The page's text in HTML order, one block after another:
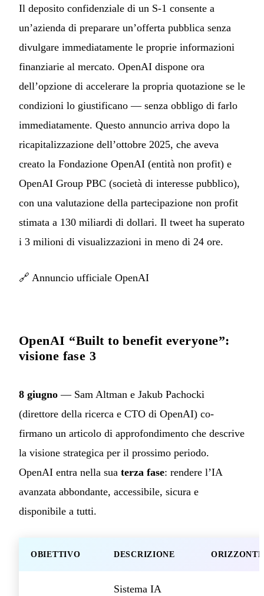
Il deposito confidenziale di un S-1 consente a
un’azienda di preparare un’offerta pubblica senza
divulgare immediatamente le proprie informazioni
finanziarie al mercato. OpenAI dispone ora
dell’opzione di accelerare la propria quotazione se le
condizioni lo giustificano — senza obbligo di farlo
immediatamente. Questo annuncio arriva dopo la
ricapitalizzazione dell’ottobre 2025, che aveva
creato la Fondazione OpenAI (entità non profit) e
OpenAI Group PBC (società di interesse pubblico),
con una valutazione della partecipazione non profit
stimata a 130 miliardi di dollari. Il tweet ha superato
i 3 milioni di visualizzazioni in meno di 24 ore.
🔗 Annuncio ufficiale OpenAI
OpenAI “Built to benefit everyone”:
visione fase 3
8 giugno — Sam Altman e Jakub Pachocki
(direttore della ricerca e CTO di OpenAI) co-
firmano un articolo di approfondimento che descrive
la visione strategica per il prossimo periodo.
OpenAI entra nella sua terza fase: rendere l’IA
avanzata abbondante, accessibile, sicura e
disponibile a tutti.
OBIETTIVO DESCRIZIONE ORIZZONTE
Sistema IA